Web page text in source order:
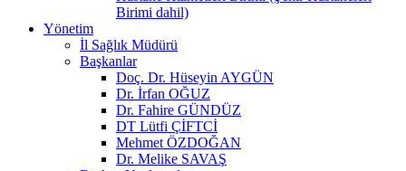
Birimi dahil)
Yönetim
İl Sağlık Müdürü
Başkanlar
Doç. Dr. Hüseyin AYGÜN
Dr. İrfan OĞUZ
Dr. Fahire GÜNDÜZ
DT Lütfi ÇİFTCİ
Mehmet ÖZDOĞAN
Dr. Melike SAVAŞ